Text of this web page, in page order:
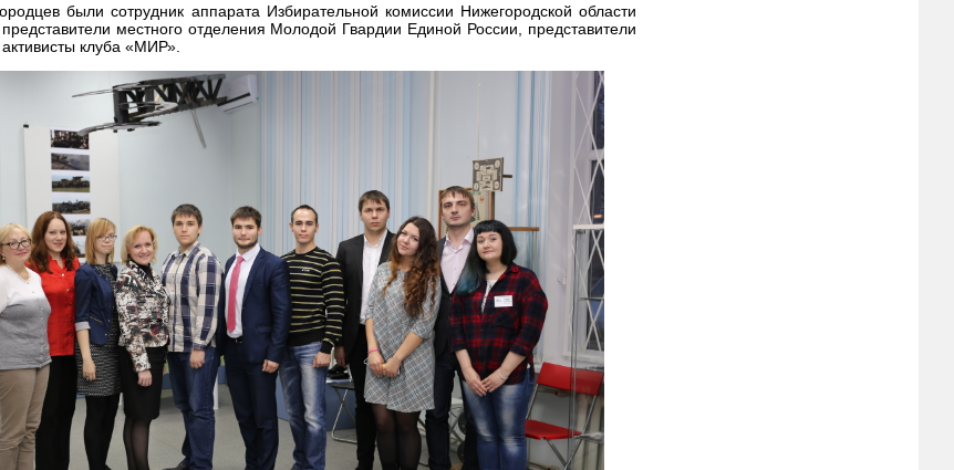
были сотрудник аппарата Избирательной комиссии Нижегородской области
местного отделения Молодой Гвардии Единой России, представители
клуба «МИР».